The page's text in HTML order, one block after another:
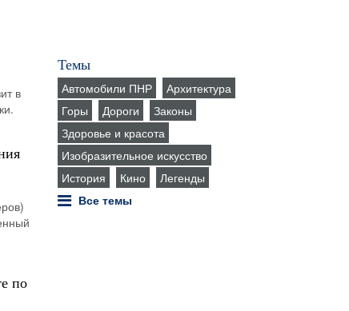
в
по
Темы
Автомобили ПНР
Архитектура
Горы
Дороги
Законы
Здоровье и красота
Изобразительное искусство
История
Кино
Легенды
Все темы